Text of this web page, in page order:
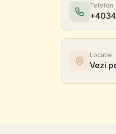
Telefon
Locatie
Vezi